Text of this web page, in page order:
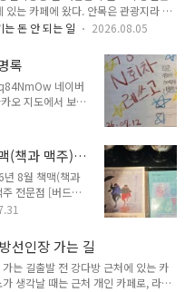
교육문화관강릉교
강다방 이야기공
강릉교육문
는 카페에 왔다. 안목은 관광지라 특
시까지 영업하는 카페가 있어 오늘처
는 보이지 않는다. 대신 어두운 밤하늘
그런지 삼삼오오 여행 온 가족들이
하우스를 하기 위해 강릉에 왔다. 게
아르바이트를 했고, 결국 바닷가 5분
도로에 앉..
돈 안 되는 일 2026.08.05
록
네이버
오 지도에서 보기
강다방 이야
강다방
162 1층, 3층
이야기공장강
1) 1층, 3층독립
(책과 맥주)
년 8월 책맥(책과
전문점 [버드나
함께 즐기면 좋
에서도 만나보세
] 인생의 폭풍 속에
름, 폭풍 속에서
날만 계속된다면
선인장 가는 길
는 길출발 전 강다방 근처에 있는 카
생각날 때는 근처 개인 카페로, 라떼